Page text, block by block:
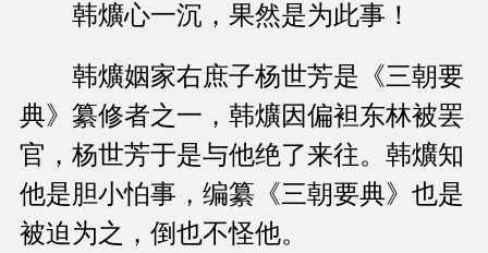
韩爌心一沉，果然是为此事！
韩爌姻家右庶子杨世芳是《三朝要
典》纂修者之一，韩爌因偏袒东林被罢
官，杨世芳于是与他绝了来往。韩爌知
他是胆小怕事，编纂《三朝要典》也是
被迫为之，倒也不怪他。